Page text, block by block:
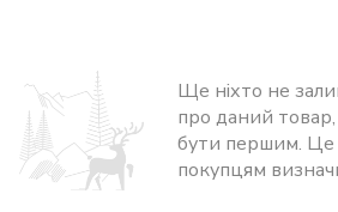
Ще ніхто не
про даний
бути першим.
покупцям